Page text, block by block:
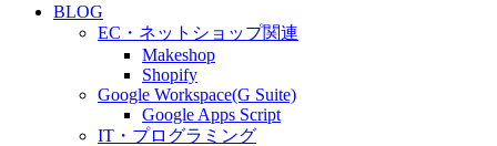
BLOG
EC・ネットショップ関連
Makeshop
Shopify
Google Workspace(G Suite)
Google Apps Script
IT・プログラミング